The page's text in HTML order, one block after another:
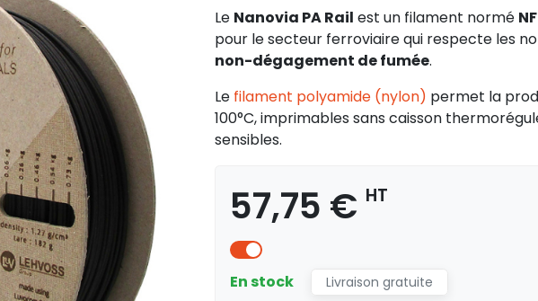
Le Nanovia PA Rail est un filament normé
pour le secteur ferroviaire qui respecte les
non-dégagement de fumée.
Le filament polyamide (nylon) permet la
100°C, imprimables sans caisson
sensibles.
57,75 € HT
En stock
Livraison gratuite